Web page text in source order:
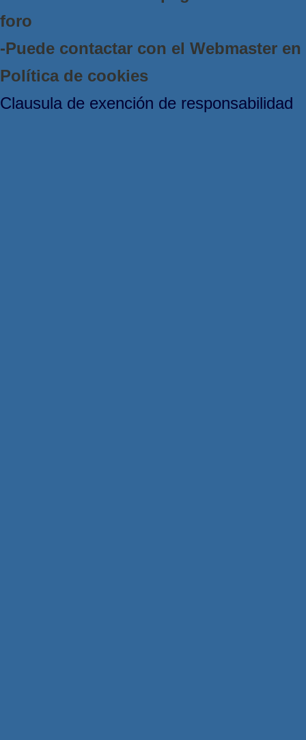
foro
-Puede contactar con el Webmaster
Política de cookies
Clausula de exención de responsabilidad